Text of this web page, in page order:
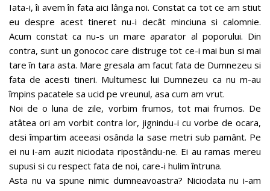
Iata-i, îi avem în fata aici lânga noi. Constat ca tot ce am stiut
eu despre acest tineret nu-i decât minciuna si calomnie.
Acum constat ca nu-s un mare aparator al poporului. Din
contra, sunt un gonococ care distruge tot ce-i mai bun si mai
tare în tara asta. Mare gresala am facut fata de Dumnezeu si
fata de acesti tineri. Multumesc lui Dumnezeu ca nu m-au
împins pacatele sa ucid pe vreunul, asa cum am vrut.
Noi de o luna de zile, vorbim frumos, tot mai frumos. De
atâtea ori am vorbit contra lor, jignindu-i cu vorbe de ocara,
desi împartim aceeasi osânda la sase metri sub pamânt. Pe
ei nu i-am auzit niciodata ripostându-ne. Ei au ramas mereu
supusi si cu respect fata de noi, care-i hulim întruna.
Asta nu va spune nimic dumneavoastra? Niciodata nu i-am